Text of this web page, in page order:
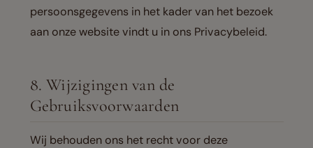
persoonsgegevens in het kader van het bezoek
aan onze website vindt u in ons Privacybeleid.
8. Wijzigingen van de
Gebruiksvoorwaarden
Wij behouden ons het recht voor deze